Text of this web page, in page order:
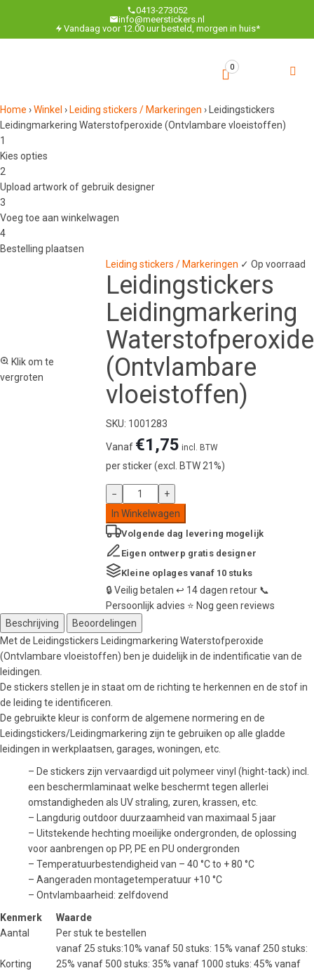
0413-273052
info@meerstickers.nl
Vandaag voor 12.00 uur besteld, morgen in huis*
0
Home ›Winkel › Leiding stickers / Markeringen ›
Leidingstickers
Leidingmarkering Waterstofperoxide (Ontvlambare vloeistoffen)
1
Kies opties
2
Upload artwork of gebruik designer
3
Voeg toe aan winkelwagen
4
Bestelling plaatsen
Klik om te
vergroten
Leiding stickers / Markeringen ✓ Op voorraad
Leidingstickers
Leidingmarkering
Waterstofperoxide
(Ontvlambare
vloeistoffen)
SKU: 1001283
Vanaf €1,75 incl. BTW
per sticker (excl. BTW 21%)
Leidingstickers
Leidingmarkering
Waterstofperoxide
(Ontvlambare
vloeistoffen)
aantal
−
+
In Winkelwagen
Volgende dag
levering mogelijk
Eigen ontwerp gratis designer
Kleine oplages vanaf 10 stuks
🔒Veilig betalen ↩️ 14 dagen retour 📞
Persoonlijk advies ⭐ Nog geen reviews
Beschrijving
Beoordelingen
Met de Leidingstickers Leidingmarkering Waterstofperoxide
(Ontvlambare vloeistoffen) ben je duidelijk in de indentificatie van de
leidingen.
De stickers stellen je in staat om de richting te herkennen en de stof in
de leiding te identificeren.
De gebruikte kleur is conform de algemene normering en de
Leidingstickers/Leidingmarkering zijn te gebruiken op alle gladde
leidingen in werkplaatsen, garages, woningen, etc.
– De stickers zijn vervaardigd uit polymeer vinyl (hight-tack) incl.
een beschermlaminaat welke beschermt tegen allerlei
omstandigheden als UV straling, zuren, krassen, etc.
– Langdurig outdoor duurzaamheid van maximaal 5 jaar
– Uitstekende hechting moeilijke ondergronden, de oplossing
voor aanbrengen op PP, PE en PU ondergronden
– Temperatuurbestendigheid van – 40 °C to + 80 °C
– Aangeraden montagetemperatuur +10 °C
– Ontvlambaarheid: zelfdovend
Kenmerk
Waarde
Aantal
Per stuk te bestellen
Korting
vanaf 25 stuks:10% vanaf 50 stuks: 15% vanaf 250 stuks:
25% vanaf 500 stuks: 35% vanaf 1000 stuks: 45% vanaf